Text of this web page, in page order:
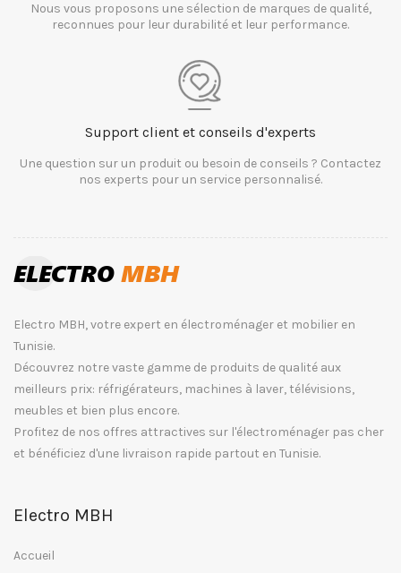
Nous vous proposons une sélection de marques de qualité,
reconnues pour leur durabilité et leur performance.
Support client et conseils d'experts
Une question sur un produit ou besoin de conseils ? Contactez
nos experts pour un service personnalisé.
Electro MBH, votre expert en électroménager et mobilier en
Tunisie.
Découvrez notre vaste gamme de produits de qualité aux
meilleurs prix: réfrigérateurs, machines à laver, télévisions,
meubles et bien plus encore.
Profitez de nos offres attractives sur l'électroménager pas cher
et bénéficiez d'une livraison rapide partout en Tunisie.
Electro MBH
Accueil